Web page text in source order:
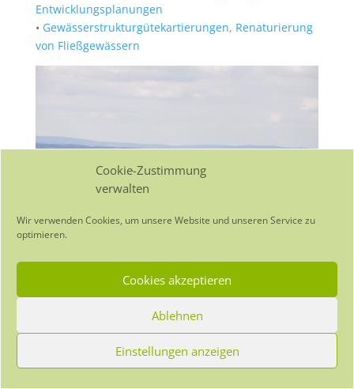
Cookie-Zustimmung
verwalten
Wir verwenden Cookies, um unsere Website und unseren Service zu
optimieren.
Cookies akzeptieren
Ablehnen
Einstellungen anzeigen
Entwicklungsplanungen
• Gewässerstrukturgütekartierungen, Renaturierung
von Fließgewässern
© 2019 | Tanja Minardo
Datenschutz
(EU)